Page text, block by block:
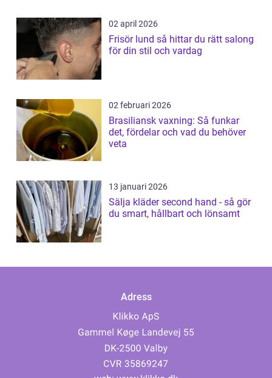
02 april 2026
Frisör lund så hittar du rätt salong
för din stil och vardag
02 februari 2026
Brasiliansk vaxning: Så funkar
det, fördelar och vad du behöver
veta
13 januari 2026
Sälja kläder second hand - så gör
du smart, hållbart och lönsamt
Adress